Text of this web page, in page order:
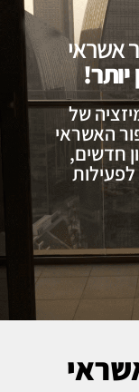
אשראי
של
האשראי
חדשים,